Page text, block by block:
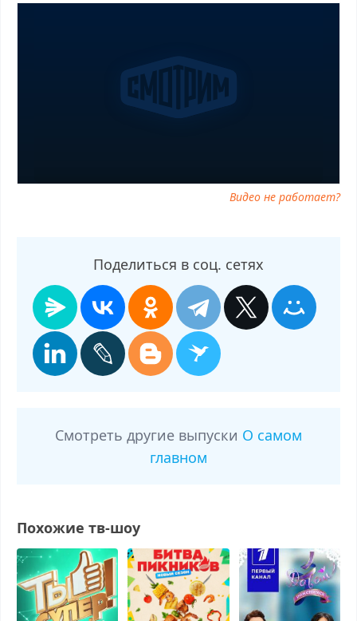
главном от 01.09.2025 последний выпуск, О самом главном от
главном от 01.09.2025 прямо сейчас, О самом главном от
01.09.2025 телепередача, прямой эфир О самом главном от
01.09.2025 онлайн бесплатно, программа О самом главном от
01.09.2025, смотреть О самом главном от 01.09.2025 онлайн,
Видео не работает?
Поделиться в соц. сетях
Смотреть другие выпуски О самом
главном
Похожие тв-шоу